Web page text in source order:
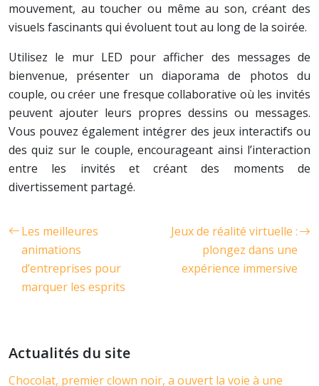
mouvement, au toucher ou même au son, créant des
visuels fascinants qui évoluent tout au long de la soirée.
Utilisez le mur LED pour afficher des messages de
bienvenue, présenter un diaporama de photos du
couple, ou créer une fresque collaborative où les invités
peuvent ajouter leurs propres dessins ou messages.
Vous pouvez également intégrer des jeux interactifs ou
des quiz sur le couple, encourageant ainsi l’interaction
entre les invités et créant des moments de
divertissement partagé.
Les meilleures
animations
d’entreprises pour
marquer les esprits
Jeux de réalité virtuelle :
plongez dans une
expérience immersive
Actualités du site
Chocolat, premier clown noir, a ouvert la voie à une